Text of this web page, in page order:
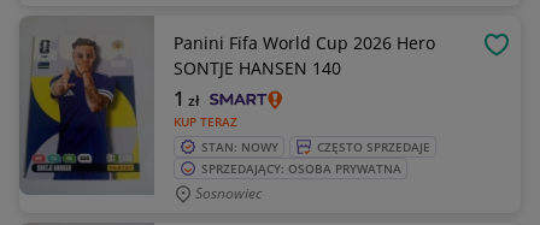
Panini Fifa World Cup 2026 Hero
SONTJE HANSEN 140
KUP TERAZ
1 zł
STAN: NOWY
CZĘSTO SPRZEDAJE
SPRZEDAJĄCY: OSOBA PRYWATNA
Sosnowiec